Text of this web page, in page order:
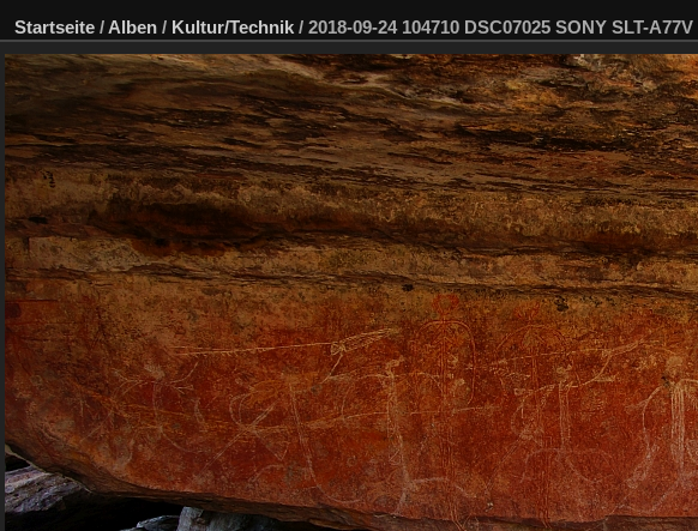
Startseite / Alben / Kultur/Technik / 2018-09-24 104710 DSC07025 SONY SLT-A77V